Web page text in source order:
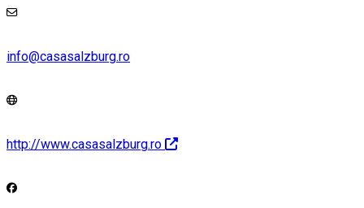
info@casasalzburg.ro
http://www.casasalzburg.ro